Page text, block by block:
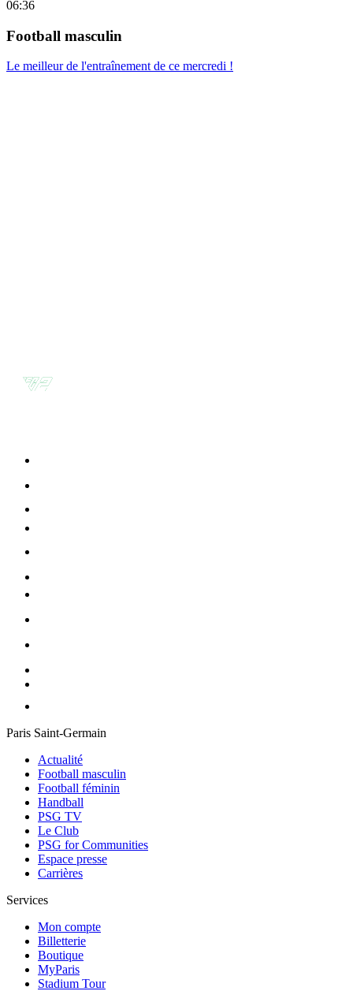
06:36
Football masculin
Le meilleur de l'entraînement de ce mercredi !
Paris Saint-Germain
Actualité
Football masculin
Football féminin
Handball
PSG TV
Le Club
PSG for Communities
Espace presse
Carrières
Services
Mon compte
Billetterie
Boutique
MyParis
Stadium Tour